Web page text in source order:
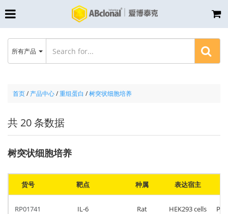
首页/ 产品中心/重组蛋白 /树突状细胞培养
共 20 条数据
树突状细胞培养
货号 靶点 种属 表达宿主
RP01741 IL-6 Rat HEK293 cells
所有产品